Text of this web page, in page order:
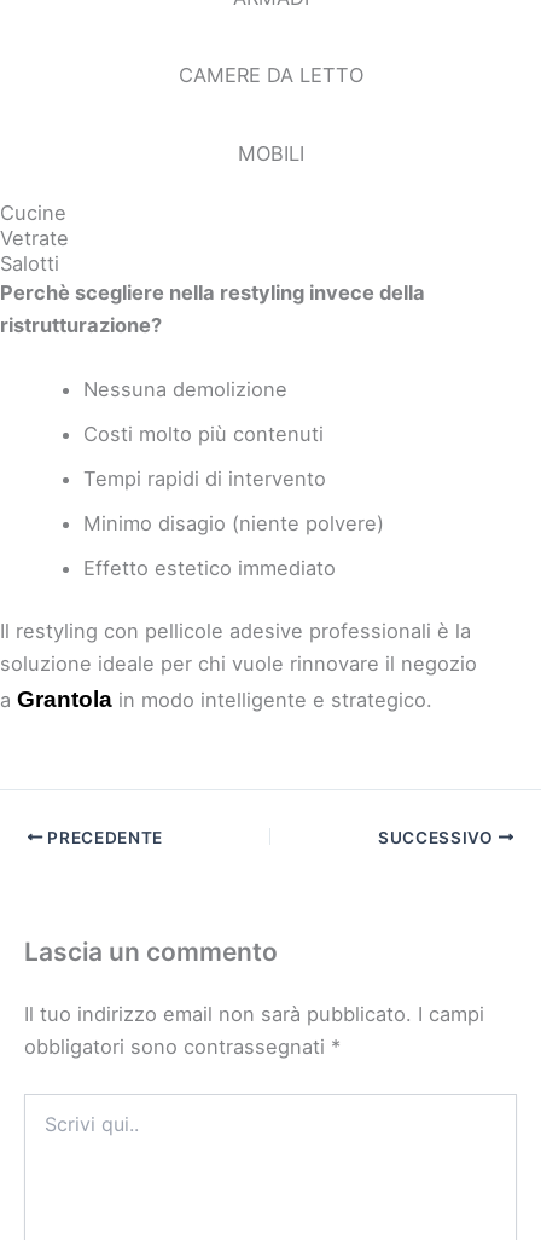
CAMERE DA LETTO
MOBILI
Cucine
Vetrate
Salotti
Perchè scegliere nella restyling invece della
ristrutturazione?
Nessuna demolizione
Costi molto più contenuti
Tempi rapidi di intervento
Minimo disagio (niente polvere)
Effetto estetico immediato
Il restyling con pellicole adesive professionali è la
soluzione ideale per chi vuole rinnovare il negozio
a Grantola in modo intelligente e strategico.
PRECEDENTE SUCCESSIVO
Lascia un commento
Il tuo indirizzo email non sarà pubblicato. I campi
obbligatori sono contrassegnati *
qui..